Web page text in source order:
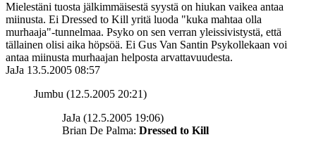
Mielestäni tuosta jälkimmäisestä syystä on hiukan vaikea antaa
miinusta. Ei Dressed to Kill yritä luoda "kuka mahtaa olla
murhaaja"-tunnelmaa. Psyko on sen verran yleissivistystä, että
tällainen olisi aika höpsöä. Ei Gus Van Santin Psykollekaan voi
antaa miinusta murhaajan helposta arvattavuudesta.
JaJa 13.5.2005 08:57
Jumbu (12.5.2005 20:21)
JaJa (12.5.2005 19:06)
Brian De Palma: Dressed to Kill